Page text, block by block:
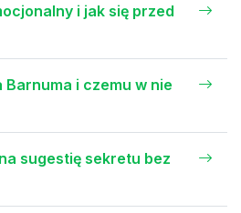
i jak się przed
i czemu w nie
sugestię sekretu bez